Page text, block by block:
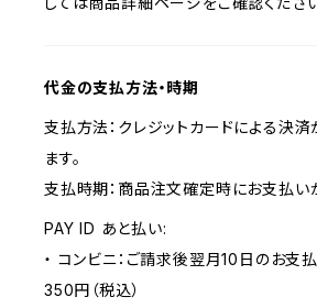
代金の支払方法・時期
支払方法：クレジットカードによる決
ます。
支払時期：商品注文確定時にお支払い
PAY ID あと払い:
・ コンビニ：ご請求後翌月10日のお支
350円（税込）